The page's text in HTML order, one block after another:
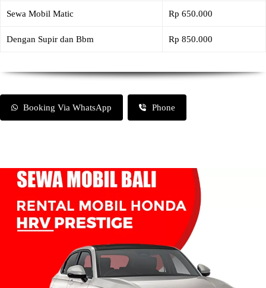
Sewa Mobil Matic Rp 650.000
Dengan Supir dan Bbm Rp 850.000
Booking Via WhatsApp Phone